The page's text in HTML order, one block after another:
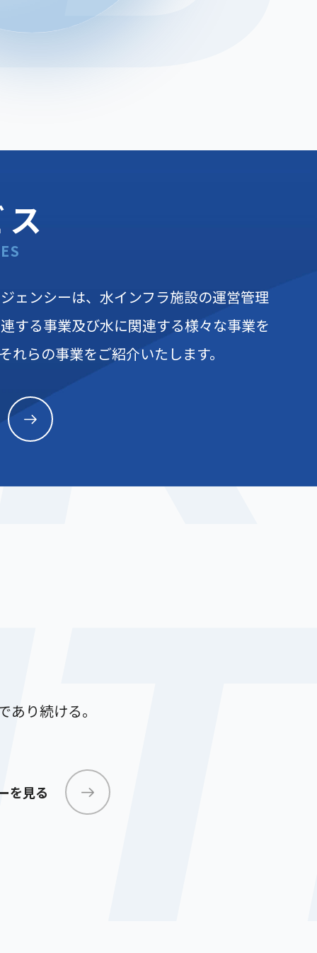
ェンシーは、水インフラ施設の運営管理
する事業及び⽔に関連する様々な事業を
れらの事業をご紹介いたします。
り続ける。
を見る